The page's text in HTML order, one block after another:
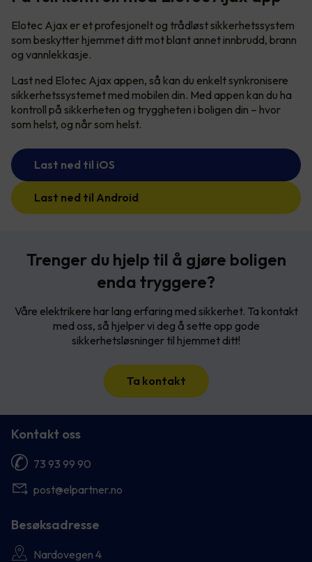
Elotec Ajax er et profesjonelt og trådløst sikkerhetssystem
som beskytter hjemmet ditt mot blant annet innbrudd, brann
og vannlekkasje.
Last ned Elotec Ajax appen, så kan du enkelt synkronisere
sikkerhetssystemet med mobilen din. Med appen kan du ha
kontroll på sikkerheten og tryggheten i boligen din – hvor
som helst, og når som helst.
Last ned til iOS
Last ned til Android
Trenger du hjelp til å gjøre boligen
enda tryggere?
Våre elektrikere har lang erfaring med sikkerhet. Ta kontakt
med oss, så hjelper vi deg å sette opp gode
sikkerhetsløsninger til hjemmet ditt!
Ta kontakt
Kontakt oss
73 93 99 90
post@elpartner.no
Besøksadresse
Nardovegen 4